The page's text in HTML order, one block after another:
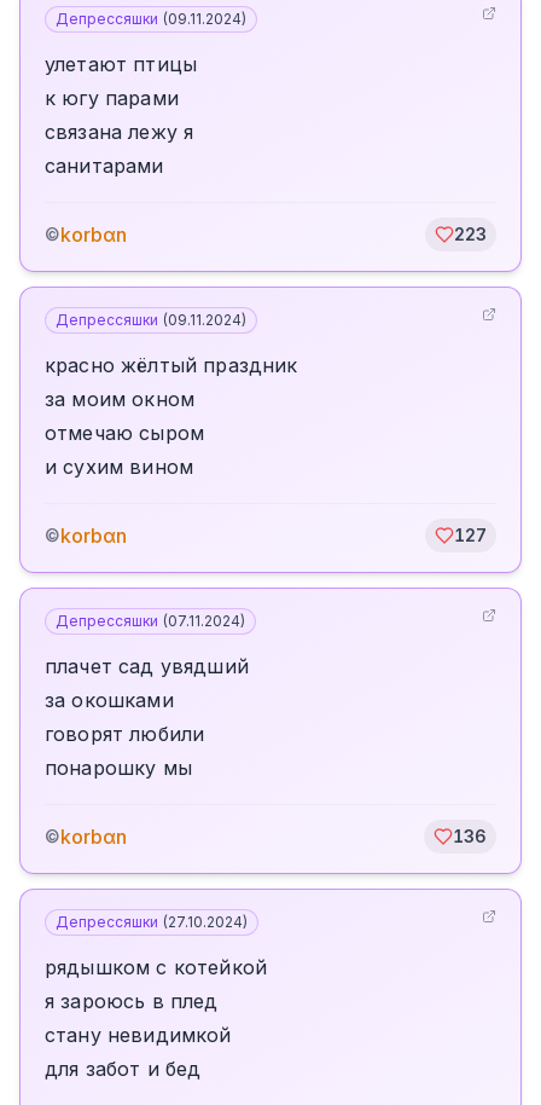
Депрессяшки (09.11.2024)
улетают птицы
к югу парами
связана лежу я
санитарами
©korbαn 223
Депрессяшки (09.11.2024)
красно жёлтый праздник
за моим окном
отмечаю сыром
и сухим вином
©korbαn 127
Депрессяшки (07.11.2024)
плачет сад увядший
за окошками
говорят любили
понарошку мы
©korbαn 136
Депрессяшки (27.10.2024)
рядышком с котейкой
я зароюсь в плед
стану невидимкой
для забот и бед